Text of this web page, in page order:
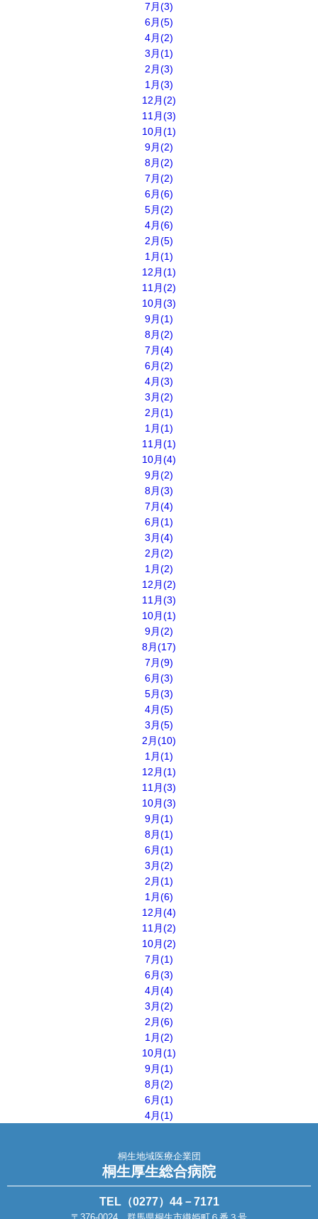
7月(3)
6月(5)
4月(2)
3月(1)
2月(3)
1月(3)
12月(2)
11月(3)
10月(1)
9月(2)
8月(2)
7月(2)
6月(6)
5月(2)
4月(6)
2月(5)
1月(1)
12月(1)
11月(2)
10月(3)
9月(1)
8月(2)
7月(4)
6月(2)
4月(3)
3月(2)
2月(1)
1月(1)
11月(1)
10月(4)
9月(2)
8月(3)
7月(4)
6月(1)
3月(4)
2月(2)
1月(2)
12月(2)
11月(3)
10月(1)
9月(2)
8月(17)
7月(9)
6月(3)
5月(3)
4月(5)
3月(5)
2月(10)
1月(1)
12月(1)
11月(3)
10月(3)
9月(1)
8月(1)
6月(1)
3月(2)
2月(1)
1月(6)
12月(4)
11月(2)
10月(2)
7月(1)
6月(3)
4月(4)
3月(2)
2月(6)
1月(2)
10月(1)
9月(1)
8月(2)
6月(1)
4月(1)
桐生地域医療企業団
桐生厚生総合病院
TEL（0277）44－7171